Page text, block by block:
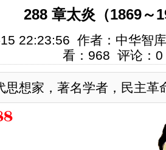
288 章太炎（1869～
22:23:56 作者：中华智
看： 968 评论： 0
思想家，著名学者，民主革